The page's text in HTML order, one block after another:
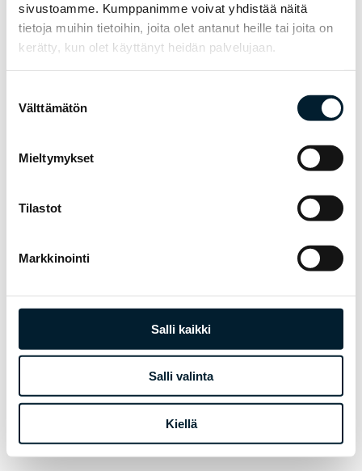
sivustoamme. Kumppanimme voivat yhdistää näitä
tietoja muihin tietoihin, joita olet antanut heille tai joita on
kerätty, kun olet käyttänyt heidän palvelujaan.
valinta
Välttämätön
Mieltymykset
Tilastot
Markkinointi
Salli kaikki
Salli valinta
Kiellä